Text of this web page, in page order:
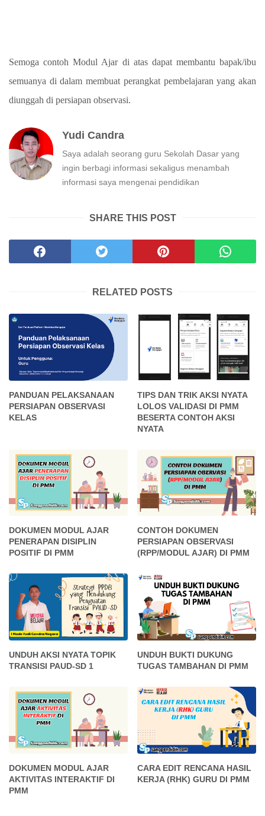
Semoga contoh Modul Ajar di atas dapat membantu bapak/ibu
semuanya di dalam membuat perangkat pembelajaran yang akan
diunggah di persiapan observasi.
Yudi Candra
Saya adalah seorang guru Sekolah Dasar yang
ingin berbagi informasi sekaligus menambah
informasi saya mengenai pendidikan
SHARE THIS POST
RELATED POSTS
PANDUAN PELAKSANAAN
PERSIAPAN OBSERVASI
KELAS
TIPS DAN TRIK AKSI NYATA
LOLOS VALIDASI DI PMM
BESERTA CONTOH AKSI
NYATA
DOKUMEN MODUL AJAR
PENERAPAN DISIPLIN
POSITIF DI PMM
CONTOH DOKUMEN
PERSIAPAN OBSERVASI
(RPP/MODUL AJAR) DI PMM
UNDUH AKSI NYATA TOPIK
TRANSISI PAUD-SD 1
UNDUH BUKTI DUKUNG
TUGAS TAMBAHAN DI PMM
DOKUMEN MODUL AJAR
AKTIVITAS INTERAKTIF DI
PMM
CARA EDIT RENCANA HASIL
KERJA (RHK) GURU DI PMM